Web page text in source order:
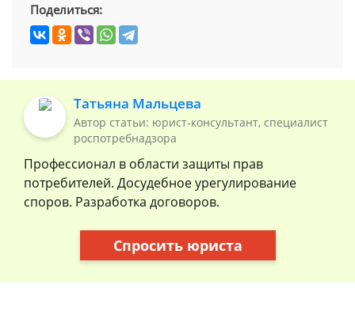
Поделиться:
Татьяна Мальцева
Автор статьи: юрист-консультант, специалист
роспотребнадзора
Профессионал в области защиты прав
потребителей. Досудебное урегулирование
споров. Разработка договоров.
Спросить юриста